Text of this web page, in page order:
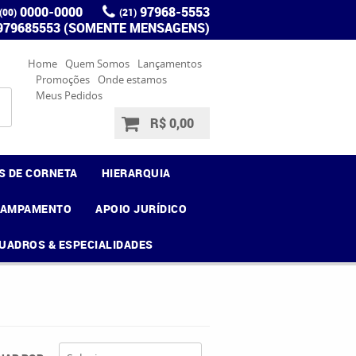
(00) 0000-0000 (21) 97968-5553
(SOMENTE MENSAGENS)
Home Quem Somos
Lançamentos
Promoções Onde estamos
Meus Pedidos
R$ 0,00
DE CORNETA HIERARQUIA
APOIO JURÍDICO
& ESPECIALIDADES